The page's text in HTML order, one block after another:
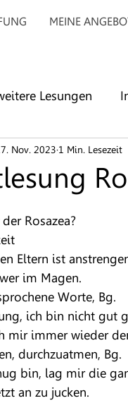
MEINE
Lesungen
/ Juckreiz
Nesselsucht /
Nov. 2023 1 Min. Lesezeit
Rosazea?
Eltern ist
im Magen.
Worte, Bg.
ich bin nicht gut
mir immer wieder
durchzuatmen, Bg.
bin, lag mir die
an zu jucken.